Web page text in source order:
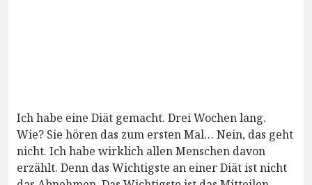
Ich habe eine Diät gemacht. Drei Wochen lang.
Wie? Sie hören das zum ersten Mal… Nein, das geht
nicht. Ich habe wirklich allen Menschen davon
erzählt. Denn das Wichtigste an einer Diät ist nicht